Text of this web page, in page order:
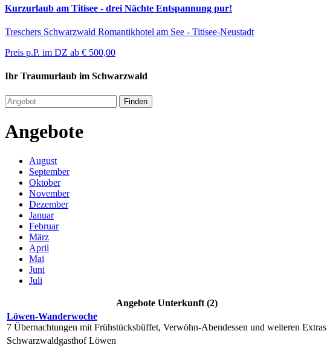
Kurzurlaub am Titisee - drei Nächte Entspannung pur!
Treschers Schwarzwald Romantikhotel am See - Titisee-Neustadt
Preis p.P. im DZ ab € 500,00
Ihr Traumurlaub im Schwarzwald
Finden
Angebote
August
September
Oktober
November
Dezember
Januar
Februar
März
April
Mai
Juni
Juli
Angebote Unterkunft (2)
Löwen-Wanderwoche
7 Übernachtungen mit Frühstücksbüffet, Verwöhn-Abendessen und weiteren Extras
Schwarzwaldgasthof Löwen